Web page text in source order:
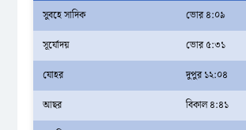
সুবহে সাদিক
ভোর ৪:০৯
সূর্যোদয়
ভোর ৫:৩১
যোহর
দুপুর ১২:০৪
আছর
বিকাল ৪:৪১